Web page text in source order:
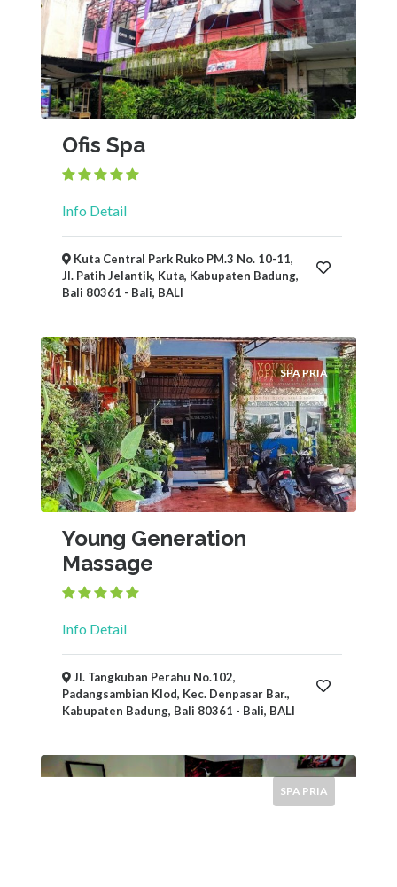
Ofis Spa
Info Detail
Kuta Central Park Ruko PM.3 No. 10-11,
Jl. Patih Jelantik, Kuta, Kabupaten Badung,
Bali 80361 - Bali, BALI
SPA PRIA
Young Generation
Massage
Info Detail
Jl. Tangkuban Perahu No.102,
Padangsambian Klod, Kec. Denpasar Bar.,
Kabupaten Badung, Bali 80361 - Bali, BALI
SPA PRIA